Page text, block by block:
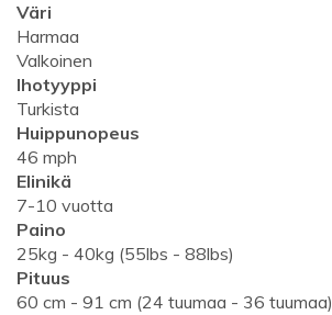
Väri
Harmaa
Valkoinen
Ihotyyppi
Turkista
Huippunopeus
46 mph
Elinikä
7-10 vuotta
Paino
25kg - 40kg (55lbs - 88lbs)
Pituus
60 cm - 91 cm (24 tuumaa - 36 tuumaa)